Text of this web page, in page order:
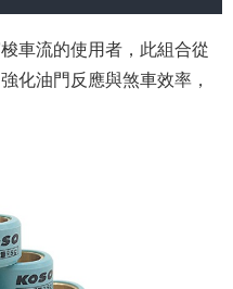
車流的使用者，此組合從
化油門反應與煞車效率，